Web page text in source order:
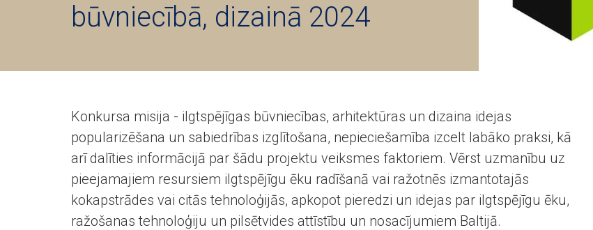
būvniecībā, dizainā 2024
Konkursa misija - ilgtspējīgas būvniecības, arhitektūras un dizaina idejas
popularizēšana un sabiedrības izglītošana, nepieciešamība izcelt labāko praksi, kā
arī dalīties informācijā par šādu projektu veiksmes faktoriem. Vērst uzmanību uz
pieejamajiem resursiem ilgtspējīgu ēku radīšanā vai ražotnēs izmantotajās
kokapstrādes vai citās tehnoloģijās, apkopot pieredzi un idejas par ilgtspējīgu ēku,
ražošanas tehnoloģiju un pilsētvides attīstību un nosacījumiem Baltijā.